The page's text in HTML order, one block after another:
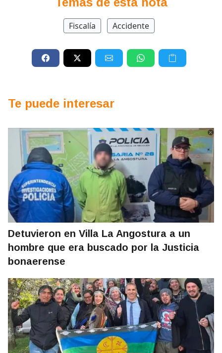
Fiscalía Accidente
Te puede interesar
Detuvieron en Villa La Angostura a un
hombre que era buscado por la Justicia
bonaerense